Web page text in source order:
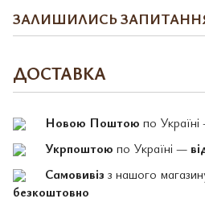
ЗАЛИШИЛИСЬ
ДОСТАВКА
Новою Поштою по
Укрпоштою по Україні —
Самовивіз з нашого
безкоштовно